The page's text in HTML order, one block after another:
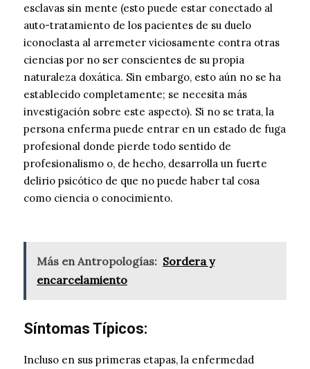
esclavas sin mente (esto puede estar conectado al
auto-tratamiento de los pacientes de su duelo
iconoclasta al arremeter viciosamente contra otras
ciencias por no ser conscientes de su propia
naturaleza doxática. Sin embargo, esto aún no se ha
establecido completamente; se necesita más
investigación sobre este aspecto). Si no se trata, la
persona enferma puede entrar en un estado de fuga
profesional donde pierde todo sentido de
profesionalismo o, de hecho, desarrolla un fuerte
delirio psicótico de que no puede haber tal cosa
como ciencia o conocimiento.
Más en Antropologías: Sordera y
encarcelamiento
Síntomas Típicos:
Incluso en sus primeras etapas, la enfermedad